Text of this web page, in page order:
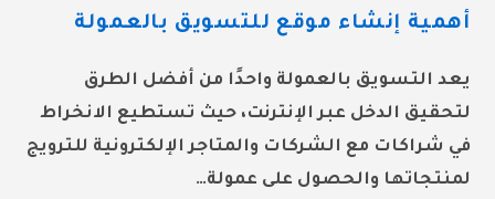
أهمية إنشاء موقع للتسويق بالعمولة
يعد التسويق بالعمولة واحدًا من أفضل الطرق
لتحقيق الدخل عبر الإنترنت، حيث تستطيع الانخراط
في شراكات مع الشركات والمتاجر الإلكترونية للترويج
لمنتجاتها والحصول على عمولة…